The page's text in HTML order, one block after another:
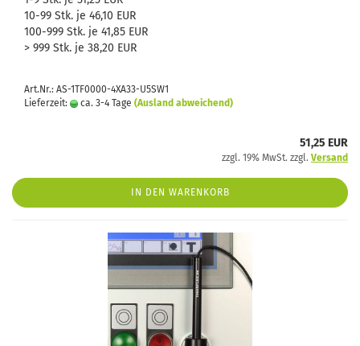
10-99 Stk. je 46,10 EUR
100-999 Stk. je 41,85 EUR
> 999 Stk. je 38,20 EUR
Art.Nr.: AS-1TF0000-4XA33-U5SW1
Lieferzeit:
ca. 3-4 Tage (Ausland abweichend)
51,25 EUR
zzgl. 19% MwSt. zzgl. Versand
IN DEN WARENKORB